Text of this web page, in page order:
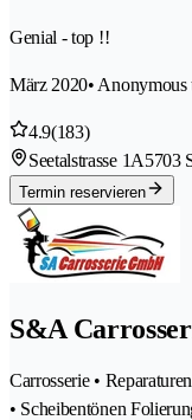
Genial - top !!
März 2020• Anonymous
4.9(183)
Seetalstrasse 1A5703
Termin reservieren
S&A
Carrosserie •
• Scheibentönen